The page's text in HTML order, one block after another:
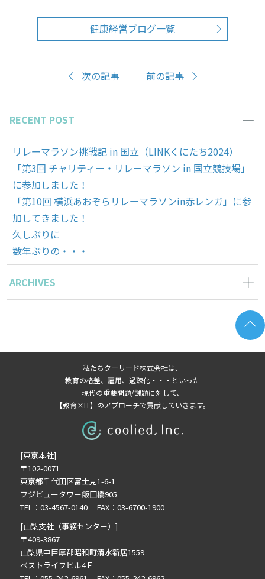
健康経営ブログ一覧
次の記事 前の記事
RECENT POST
リレーマラソン挑戦記 in 国立（LINKくにたち2024）
「第3回 チャリティー・リレーマラソン in 国立競技場」
に参加しました！
「第10回 横浜あおぞらリレーマラソンin赤レンガ」に参
加してきました！
久しぶりに
数年ぶりの・・・
ARCHIVES
2022年8月の記事一覧(1)
2022年7月の記事一覧(1)
2022年5月の記事一覧(3)
2022年4月の記事一覧(1)
2022年3月の記事一覧(1)
2022年2月の記事一覧(1)
2022年1月の記事一覧(1)
2021年11月の記事一覧(1)
2021年9月の記事一覧(4)
2021年8月の記事一覧(3)
2021年6月の記事一覧(2)
2021年4月の記事一覧(5)
2021年2月の記事一覧(5)
私たちクーリード株式会社は、
教育の格差、雇用、過疎化・・・といった
現代の重要問題/課題に対して、
【教育×IT】のアプローチで貢献していきます。
[東京本社]
〒102-0071
東京都千代田区富士見1-6-1
フジビュータワー飯田橋905
TEL：03-4567-0140 FAX：03-6700-1900
[山梨支社（事務センター）]
〒409-3867
山梨県中巨摩郡昭和町清水新居1559
ベストライフビル4Ｆ